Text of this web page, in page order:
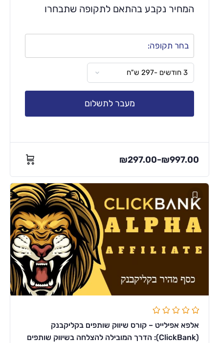
המחיר נקבע בהתאם לתקופה שתבחרו
בחר תקופה:
מעבר לתשלום
₪297.00–₪997.00
אלפא אפילייט – קורס שיווק שותפים בקליקבנק
(ClickBank): הדרך המובילה להצלחה בשיווק שותפים